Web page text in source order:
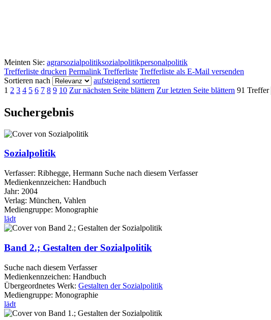
Meinten Sie: agrarsozialpolitiksozialpolitikpersonalpolitik
Trefferliste drucken Permalink Trefferliste Trefferliste als E-Mail versenden
Sortieren nach
aufsteigend sortieren
1 2 3 4 5 6 7 8 9 10 Zur nächsten Seite blättern Zur letzten Seite blättern 91 Treffer
Suchergebnis
Sozialpolitik
Verfasser: Ribhegge, Hermann Suche nach diesem Verfasser
Medienkennzeichen: Handbuch
Jahr: 2004
Verlag: München, Vahlen
Mediengruppe: Monographie
lädt
Band 2.; Gestalten der Sozialpolitik
Suche nach diesem Verfasser
Medienkennzeichen: Handbuch
Übergeordnetes Werk: Gestalten der Sozialpolitik
Mediengruppe: Monographie
lädt